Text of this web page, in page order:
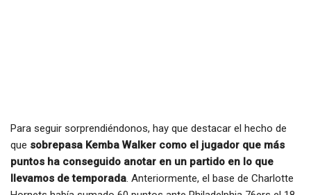
Para seguir sorprendiéndonos, hay que destacar el hecho de
que sobrepasa Kemba Walker como el jugador que más
puntos ha conseguido anotar en un partido en lo que
llevamos de temporada. Anteriormente, el base de Charlotte